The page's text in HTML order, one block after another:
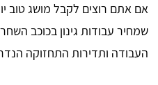
אם אתם רוצים לקבל מושג טוב
שמחיר עבודות גינון בכוכב
העבודה ותדירות התחזוקה